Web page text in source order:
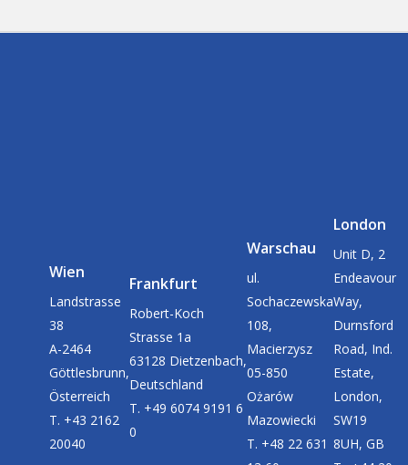
Wien
Landstrasse
38
A-2464
Göttlesbrunn,
Österreich
T. +43 2162
20040
Frankfurt
Robert-Koch
Strasse 1a
63128 Dietzenbach,
Deutschland
T. +49 6074 9191 6
0
Warschau
ul.
Sochaczewska
108,
Macierzysz
05-850
Ożarów
Mazowiecki
T. +48 22 631
London
Unit D, 2
Endeavour
Way,
Durnsford
Road, Ind.
Estate,
London,
SW19
8UH, GB